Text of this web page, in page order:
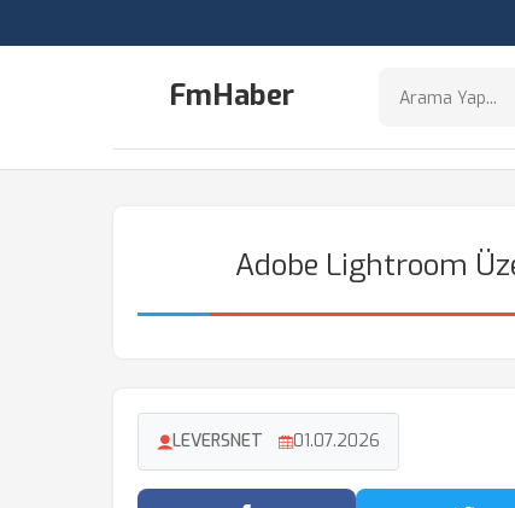
FmHaber
Adobe Lightroom
LEVERSNET 01.07.2026